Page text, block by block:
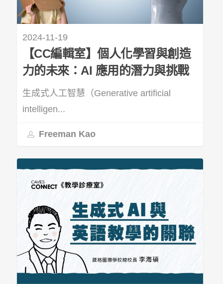
2024-11-19
【CC編輯室】個人化學習與創造
力的未來：AI 應用的潛力與挑戰
生成式人工智慧（Generative artificial
intelligen...
Freeman Kao